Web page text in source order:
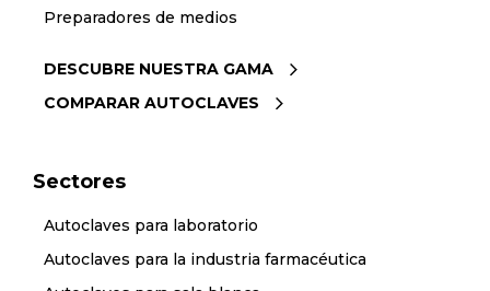
Preparadores de medios
DESCUBRE NUESTRA GAMA
COMPARAR AUTOCLAVES
Sectores
Autoclaves para laboratorio
Autoclaves para la industria farmacéutica